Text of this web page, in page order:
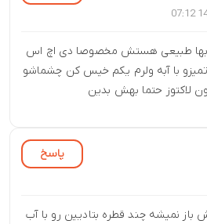
طبیعی هستش مخصوصا دی اچ اس
با آبه ولرم یکم خیس کن چشماشو
لاکتوز حتما بهش بدین
پاسخ
نمیشه چند قطره بتادیین رو با آب